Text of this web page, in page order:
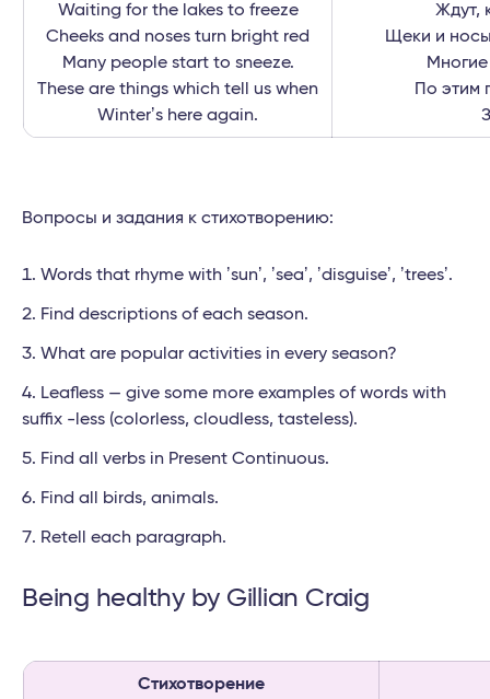
Waiting for the lakes to freeze
Cheeks and noses turn bright red
Many people start to sneeze.
These are things which tell us when
Winterʼs here again.
Ждут,
Щеки и
По этим
Вопросы и задания к стихотворению:
Words that rhyme with ʼsunʼ, ʼseaʼ, ʼdisguiseʼ, ʼtreesʼ.
Find descriptions of each season.
What are popular activities in every season?
Leafless — give some more examples of words with
suffix -less (colorless, cloudless, tasteless).
Find all verbs in Present Continuous.
Find all birds, animals.
Retell each paragraph.
Being healthy by Gillian Craig
Стихотворение